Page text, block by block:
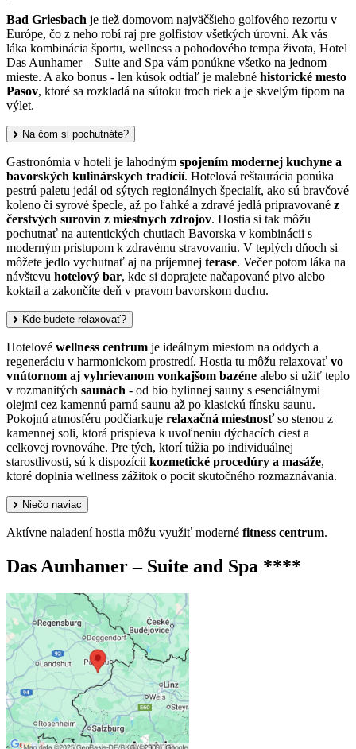
Bad Griesbach je tiež domovom najväčšieho golfového rezortu v
Európe, čo z neho robí raj pre golfistov všetkých úrovní. Ak vás
láka kombinácia športu, wellness a pohodového tempa života, Hotel
Das Aunhamer – Suite and Spa vám ponúkne všetko na jednom
mieste. A ako bonus - len kúsok odtiaľ je malebné historické mesto
Pasov, ktoré sa rozkladá na sútoku troch riek a je skvelým tipom na
výlet.
Na čom si pochutnáte?
Gastronómia v hoteli je lahodným spojením modernej kuchyne a
bavorských kulinárskych tradícií. Hotelová reštaurácia ponúka
pestrú paletu jedál od sýtych regionálnych špecialít, ako sú bravčové
koleno či syrové špecle, až po ľahké a zdravé jedlá pripravované z
čerstvých surovín z miestnych zdrojov. Hostia si tak môžu
pochutnať na autentických chutiach Bavorska v kombinácii s
moderným prístupom k zdravému stravovaniu. V teplých dňoch si
môžete jedlo vychutnať aj na príjemnej terase. Večer potom láka na
návštevu hotelový bar, kde si doprajete načapované pivo alebo
koktail a zakončíte deň v pravom bavorskom duchu.
Kde budete relaxovať?
Hotelové wellness centrum je ideálnym miestom na oddych a
regeneráciu v harmonickom prostredí. Hostia tu môžu relaxovať vo
vnútornom aj vyhrievanom vonkajšom bazéne alebo si užiť teplo
v rozmanitých saunách - od bio bylinnej sauny s esenciálnymi
olejmi cez kamennú parnú saunu až po klasickú fínsku saunu.
Pokojnú atmosféru podčiarkuje relaxačná miestnosťso stenou z
kamennej soli, ktorá prispieva k uvoľneniu dýchacích ciest a
celkovej rovnováhe. Pre tých, ktorí túžia po individuálnej
starostlivosti, sú k dispozícii kozmetické procedúry a masáže,
ktoré doplnia wellness zážitok o pocit skutočného rozmaznávania.
Niečo naviac
Aktívne naladení hostia môžu využiť moderné fitness centrum.
Das Aunhamer – Suite and Spa ****